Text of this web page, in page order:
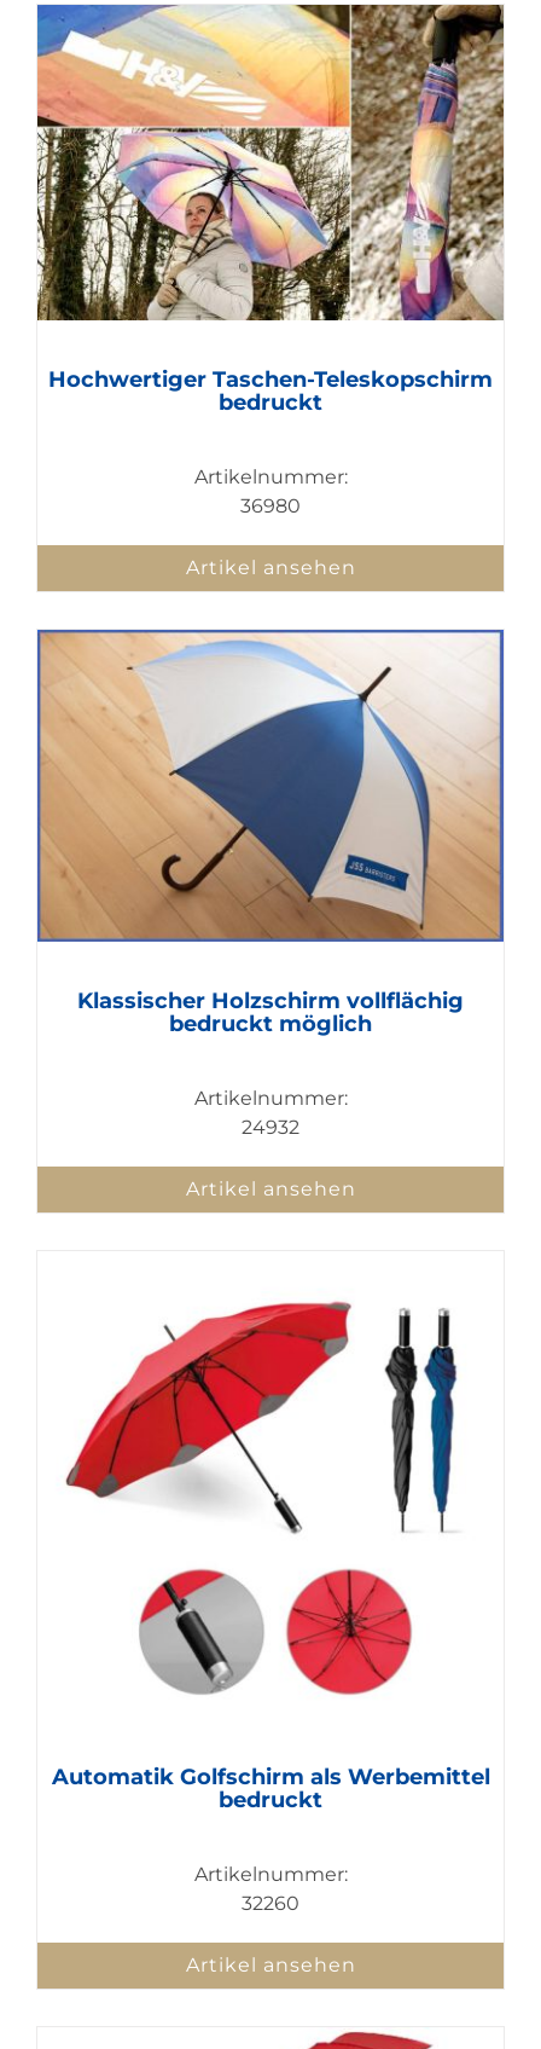
Hochwertiger Taschen-Teleskopschirm
bedruckt
Artikelnummer:
36980
Artikel ansehen
Klassischer Holzschirm vollflächig
bedruckt möglich
Artikelnummer:
24932
Artikel ansehen
Automatik Golfschirm als Werbemittel
bedruckt
Artikelnummer:
32260
Artikel ansehen